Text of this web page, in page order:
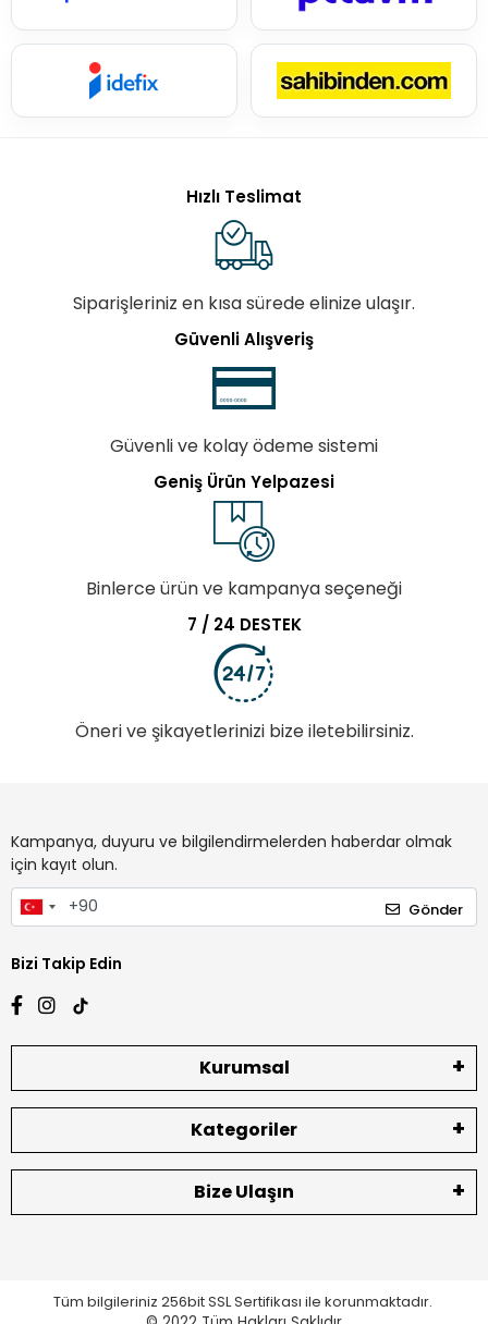
Hızlı Teslimat
Siparişleriniz en kısa sürede elinize ulaşır.
Güvenli Alışveriş
Güvenli ve kolay ödeme sistemi
Geniş Ürün Yelpazesi
Binlerce ürün ve kampanya seçeneği
7 / 24 DESTEK
Öneri ve şikayetlerinizi bize iletebilirsiniz.
Kampanya, duyuru ve bilgilendirmelerden haberdar olmak
için kayıt olun.
Gönder
Bizi Takip Edin
Kurumsal
Kategoriler
Bize Ulaşın
Tüm bilgileriniz 256bit SSL Sertifikası ile korunmaktadır.